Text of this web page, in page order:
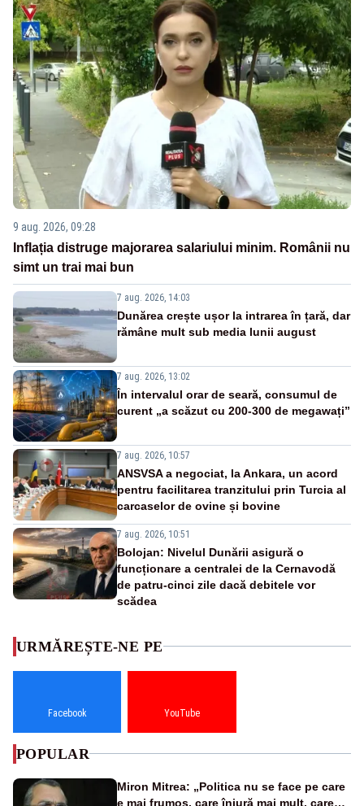
9 aug. 2026, 09:28
Inflația distruge majorarea salariului minim. Românii nu
simt un trai mai bun
7 aug. 2026, 14:03
Dunărea crește ușor la intrarea în țară, dar
rămâne mult sub media lunii august
7 aug. 2026, 13:02
În intervalul orar de seară, consumul de
curent „a scăzut cu 200-300 de megawați”
7 aug. 2026, 10:57
ANSVSA a negociat, la Ankara, un acord
pentru facilitarea tranzitului prin Turcia al
carcaselor de ovine și bovine
7 aug. 2026, 10:51
Bolojan: Nivelul Dunării asigură o
funcționare a centralei de la Cernavodă
de patru-cinci zile dacă debitele vor
scădea
URMĂREȘTE-NE PE
Facebook YouTube
POPULAR
Miron Mitrea: „Politica nu se face pe care
e mai frumos, care înjură mai mult, care